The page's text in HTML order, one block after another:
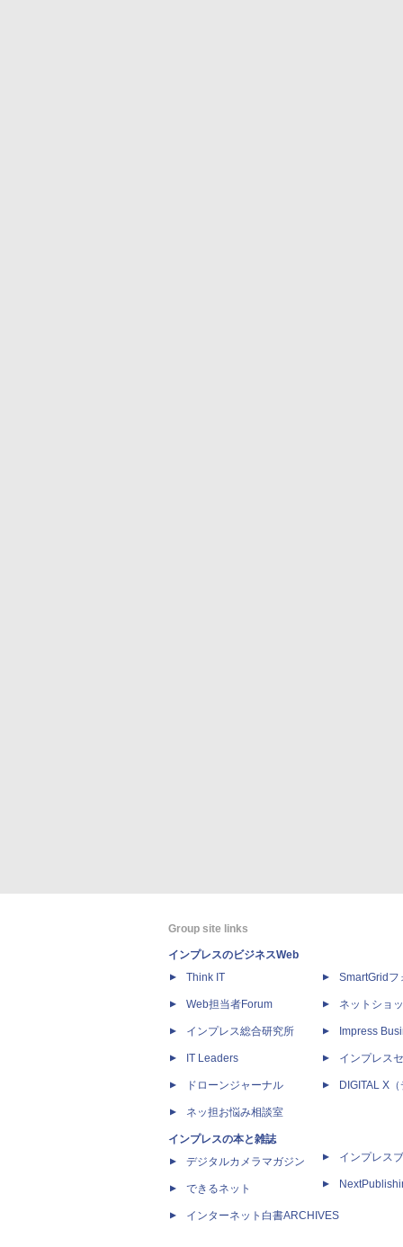
Group site links
インプレスのビジネスWeb
Think IT
Web担当者Forum
インプレス総合研究所
IT Leaders
ドローンジャーナル
ネッ担お悩み相談室
インプレスの本と雑誌
デジタルカメラマガジン
できるネット
インターネット白書ARCHIVES
SmartGridフ
ネットショ
Impress
インプレス
DIGITAL X
インプレス